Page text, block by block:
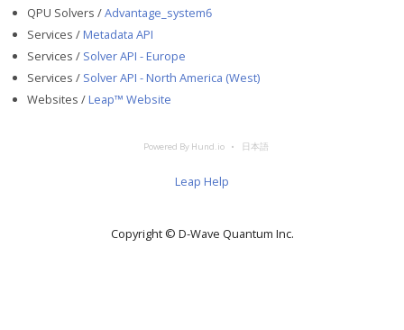
QPU Solvers /Advantage_system6
Services / Metadata API
Services / Solver API - Europe
Services / Solver API - North America (West)
Websites / Leap™ Website
Powered By Hund.io 日本語
Leap Help
Copyright © D‑Wave Quantum Inc.